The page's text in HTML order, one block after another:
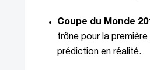
Coupe du Monde
trône pour la
prédiction en réalité.